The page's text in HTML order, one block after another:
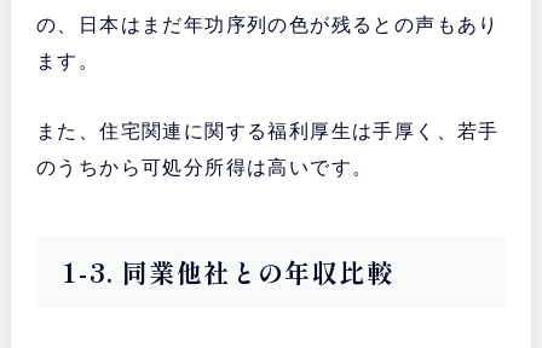
の、日本はまだ年功序列の色が残るとの声もあり
ます。
また、住宅関連に関する福利厚生は手厚く、若手
のうちから可処分所得は高いです。
1-3. 同業他社との年収比較